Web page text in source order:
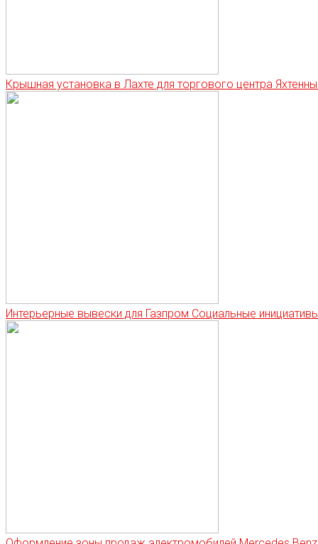
Крышная установка в Лахте для торгового центра
Интерьерные вывески для Газпром Социальные